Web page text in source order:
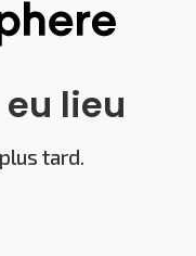
lieu
tard.